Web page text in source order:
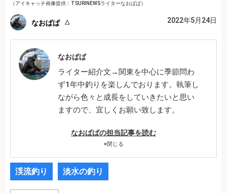
（アイキャッチ画像提供：TSURINEWSライターなおぱぱ）
なおぱぱ 2022年5月24日
なおぱぱ
ライター紹介文→関東を中心に季節問わ
ず1年中釣りを楽しんでおります。執筆し
ながら色々と成長をしていきたいと思い
ますので、宜しくお願い致します。
なおぱぱの担当記事を読む
×閉じる
渓流釣り 淡水の釣り